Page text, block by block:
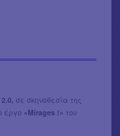
σε σκηνοθεσία της
έργο «Mirages !» του